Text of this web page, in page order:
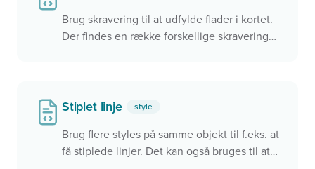
Brug skravering til at udfylde flader i kortet.
Der findes en række forskellige skraveringer,
Stiplet linje style
Brug flere styles på samme objekt til f.eks. at
få stiplede linjer. Det kan også bruges til at